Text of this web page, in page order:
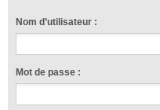
Nom d’utilisateur :
Mot de passe :